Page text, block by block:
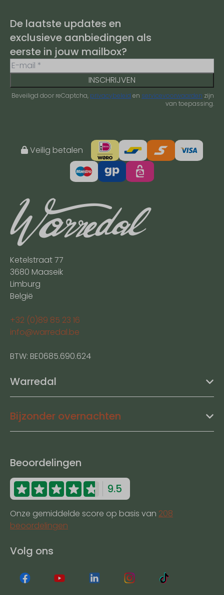
De laatste updates en
exclusieve aanbiedingen als
eerste in jouw mailbox?
INSCHRIJVEN
Beveiligd door reCaptcha, privacybeleid en servicevoorwaarden zijn
van toepassing.
Veilig betalen
Ketelstraat 77
3680 Maaseik
Limburg
België
+32 (0)89 85 23 16
info@warredal.be
BTW: BE0685.690.624
Warredal
Bijzonder overnachten
Beoordelingen
9.5
Onze gemiddelde score op basis van 208
beoordelingen
Volg ons